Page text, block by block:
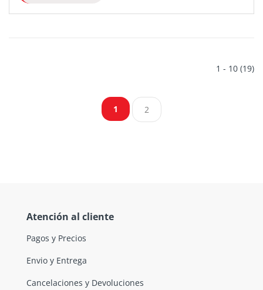
1 - 10 (19)
1 2
Atención al cliente
Pagos y Precios
Envio y Entrega
Cancelaciones y Devoluciones